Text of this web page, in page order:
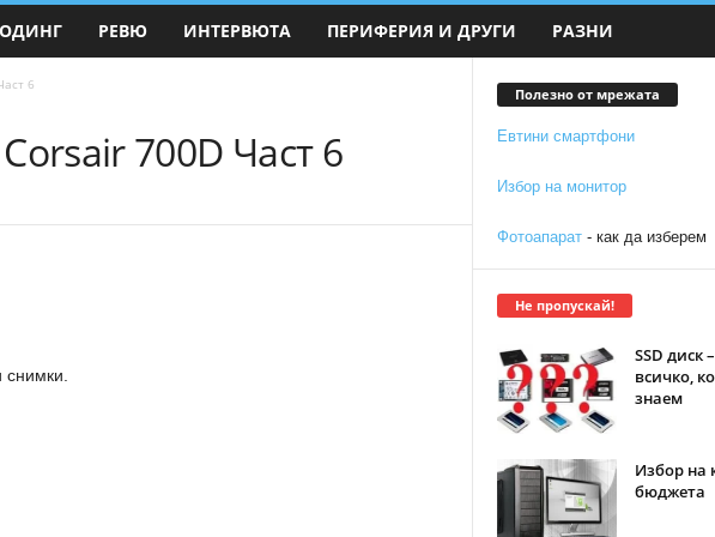
РЕВЮ ИНТЕРВЮТА ПЕРИФЕРИЯ И ДРУГИ РАЗНИ
6
700D Част 6
Полезно от мрежата
Евтини смартфони
Избор на монитор
Фотоапарат- как да изберем
Не пропускай!
SSD диск
всичко,
знаем
Избор на
бюджета